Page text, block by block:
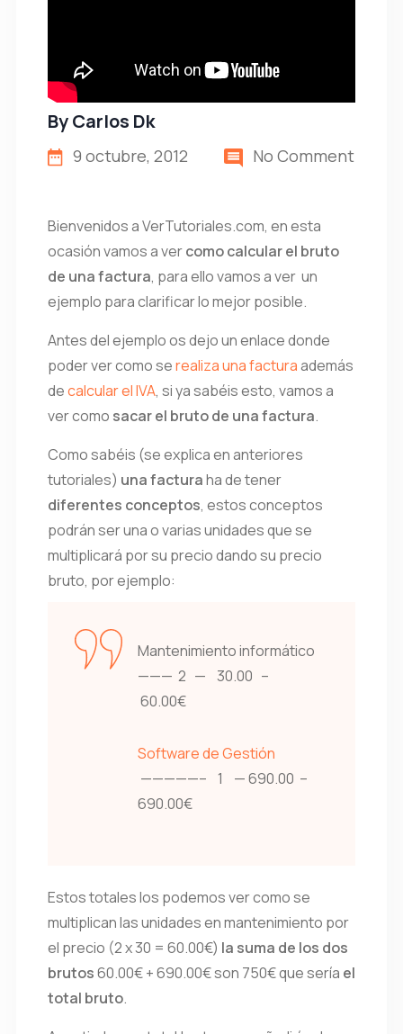
ByCarlos Dk
9 octubre, 2012 No Comment
Bienvenidos a VerTutoriales.com, en esta
ocasión vamos a vercomo calcular el bruto
de una factura, para ello vamos a ver un
ejemplo para clarificar lo mejor posible.
Antes del ejemplo os dejo un enlace donde
poder ver como serealiza una facturaademás
decalcular el IVA, si ya sabéis esto, vamos a
ver como sacar el bruto de una factura.
Como sabéis (se explica en anteriores
tutoriales) una facturaha de tener
diferentes conceptos, estos conceptos
podrán ser una o varias unidades que se
multiplicará por su precio dando su precio
bruto, por ejemplo:
Mantenimiento informático
——— 2 — 30.00 –
60.00€
Software de Gestión
—————– 1 — 690.00 –
690.00€
Estos totales los podemos ver como se
multiplican las unidades en mantenimiento por
el precio (2 x 30 = 60.00€) la suma de los dos
brutos60.00€ + 690.00€ son 750€ que sería el
total bruto.